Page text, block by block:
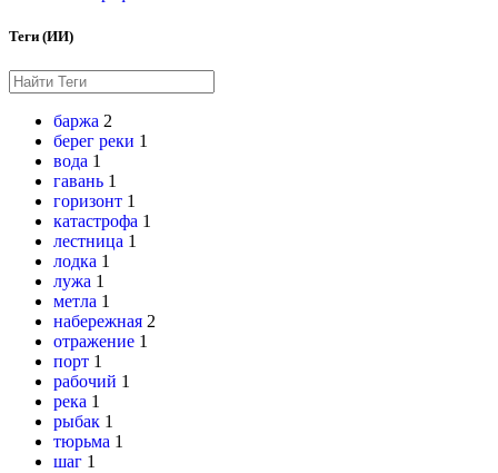
Теги (ИИ)
баржа 2
берег реки 1
вода 1
гавань 1
горизонт 1
катастрофа 1
лестница 1
лодка 1
лужа 1
метла 1
набережная 2
отражение 1
порт 1
рабочий 1
река 1
рыбак 1
тюрьма 1
шаг 1